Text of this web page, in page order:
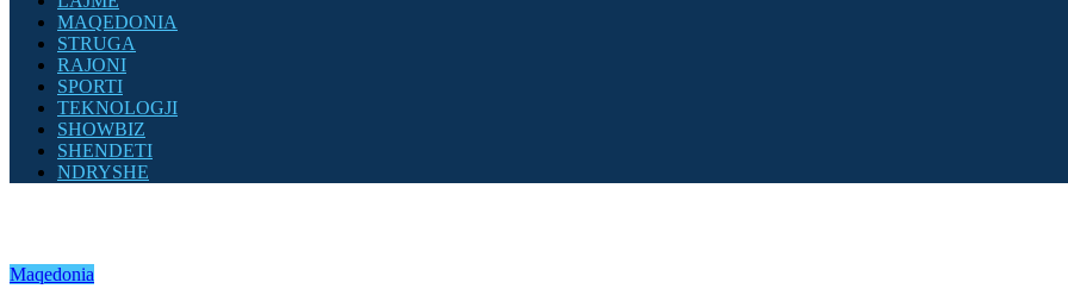
MAQEDONIA
STRUGA
RAJONI
SPORTI
TEKNOLOGJI
SHOWBIZ
SHENDETI
NDRYSHE
Maqedonia